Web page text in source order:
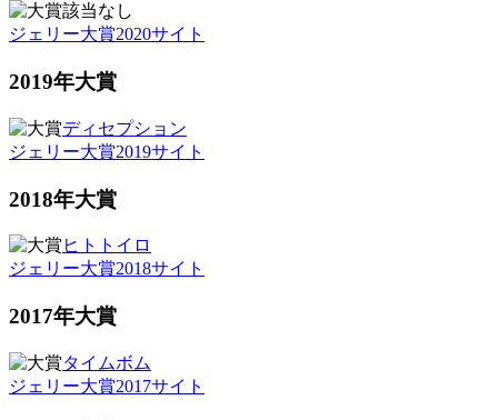
該当なし
ジェリー大賞2020サイト
2019年大賞
ディセプション
ジェリー大賞2019サイト
2018年大賞
ヒトトイロ
ジェリー大賞2018サイト
2017年大賞
タイムボム
ジェリー大賞2017サイト